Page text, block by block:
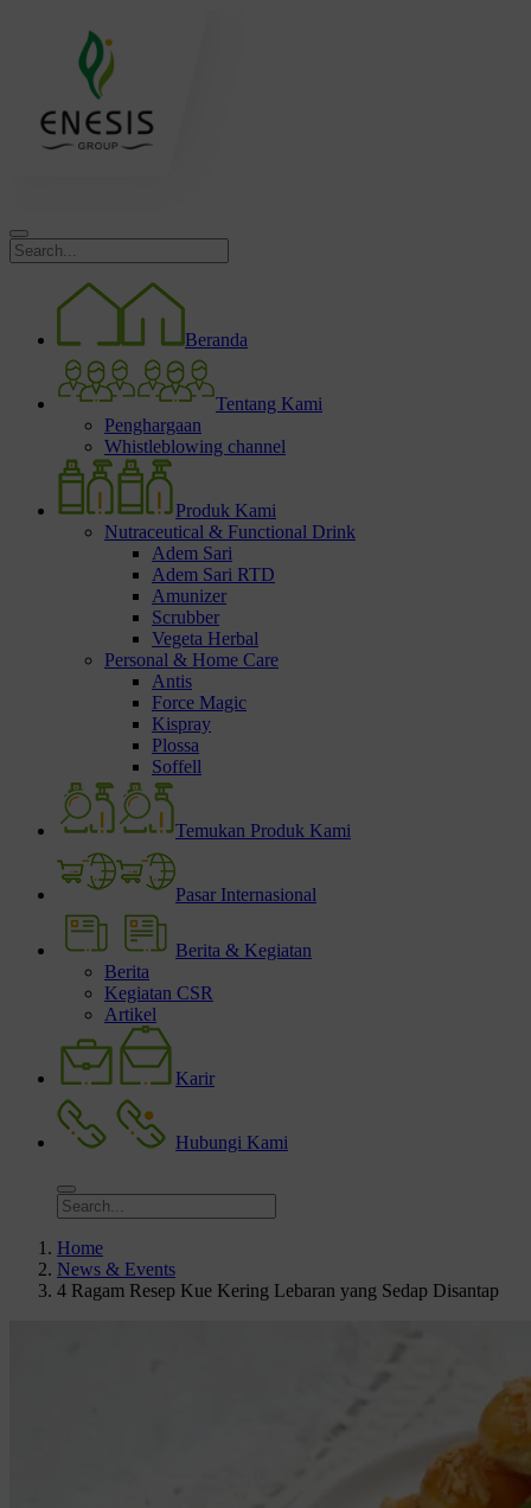
Beranda
Tentang Kami
Penghargaan
Whistleblowing channel
Produk Kami
Nutraceutical & Functional Drink
Adem Sari
Adem Sari RTD
Amunizer
Scrubber
Vegeta Herbal
Personal & Home Care
Antis
Force Magic
Kispray
Plossa
Soffell
Temukan Produk Kami
Pasar Internasional
Berita & Kegiatan
Berita
Kegiatan CSR
Artikel
Karir
Hubungi Kami
Home
News & Events
4 Ragam Resep Kue Kering Lebaran yang Sedap Disantap